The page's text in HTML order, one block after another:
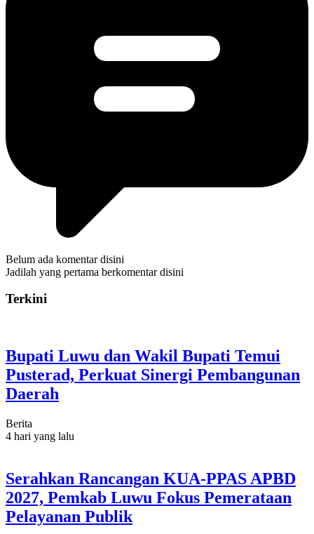
Belum ada komentar disini
Jadilah yang pertama berkomentar disini
Terkini
Bupati Luwu dan Wakil Bupati Temui
Pusterad, Perkuat Sinergi Pembangunan
Daerah
Berita
4 hari yang lalu
Serahkan Rancangan KUA-PPAS APBD
2027, Pemkab Luwu Fokus Pemerataan
Pelayanan Publik